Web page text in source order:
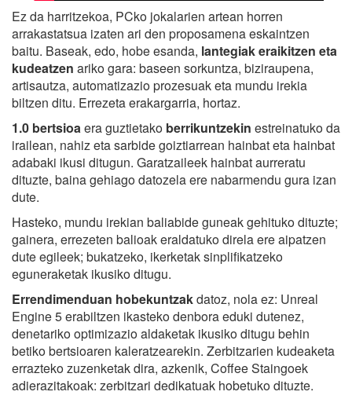
Ez da harritzekoa, PCko jokalarien artean horren
arrakastatsua izaten ari den proposamena eskaintzen
baitu. Baseak, edo, hobe esanda, lantegiak eraikitzen eta
kudeatzen ariko gara: baseen sorkuntza, biziraupena,
artisautza, automatizazio prozesuak eta mundu irekia
biltzen ditu. Errezeta erakargarria, hortaz.
1.0 bertsioa era guztietako berrikuntzekin estreinatuko da
irailean, nahiz eta sarbide goiztiarrean hainbat eta hainbat
adabaki ikusi ditugun. Garatzaileek hainbat aurreratu
dituzte, baina gehiago datozela ere nabarmendu gura izan
dute.
Hasteko, mundu irekian baliabide guneak gehituko dituzte;
gainera, errezeten balioak eraldatuko direla ere aipatzen
dute egileek; bukatzeko, ikerketak sinplifikatzeko
eguneraketak ikusiko ditugu.
Errendimenduan hobekuntzakdatoz, nola ez: Unreal
Engine 5 erabiltzen ikasteko denbora eduki dutenez,
denetariko optimizazio aldaketak ikusiko ditugu behin
betiko bertsioaren kaleratzearekin. Zerbitzarien kudeaketa
errazteko zuzenketak dira, azkenik, Coffee Staingoek
adierazitakoak: zerbitzari dedikatuak hobetuko dituzte.